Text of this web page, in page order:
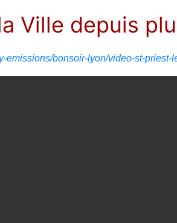
Ville depuis
emissions/bonsoir-lyon/video-st-